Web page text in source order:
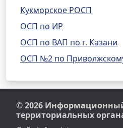
Кукморское РОСП
ОСП по ИР
ОСП по ВАП по г. Казани
ОСП №2 по
© 2026
территориальных